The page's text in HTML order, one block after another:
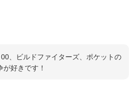
00、ビルドファイターズ、ポケットの
が好きです！